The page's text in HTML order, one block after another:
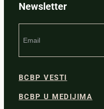
Newsletter
BCBP VESTI
BCBP U MEDIJIMA